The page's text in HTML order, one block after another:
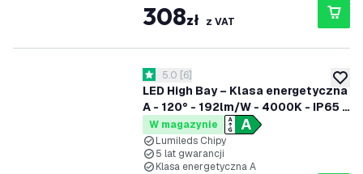
308zł z VAT
dodaj
LED High Bay – Klasa energetyczna
A - 120° - 192lm/W - 4000K - IP65 -
Możliwość ściemniania - 5 lat
gwarancji
otwórz panel recenzji
5 Gwiazdki oceny
5.0 [6]
W magazynie
Lumileds Chipy
5 lat gwarancji
Klasa energetyczna A